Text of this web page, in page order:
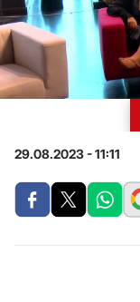
29.08.2023 - 11:11